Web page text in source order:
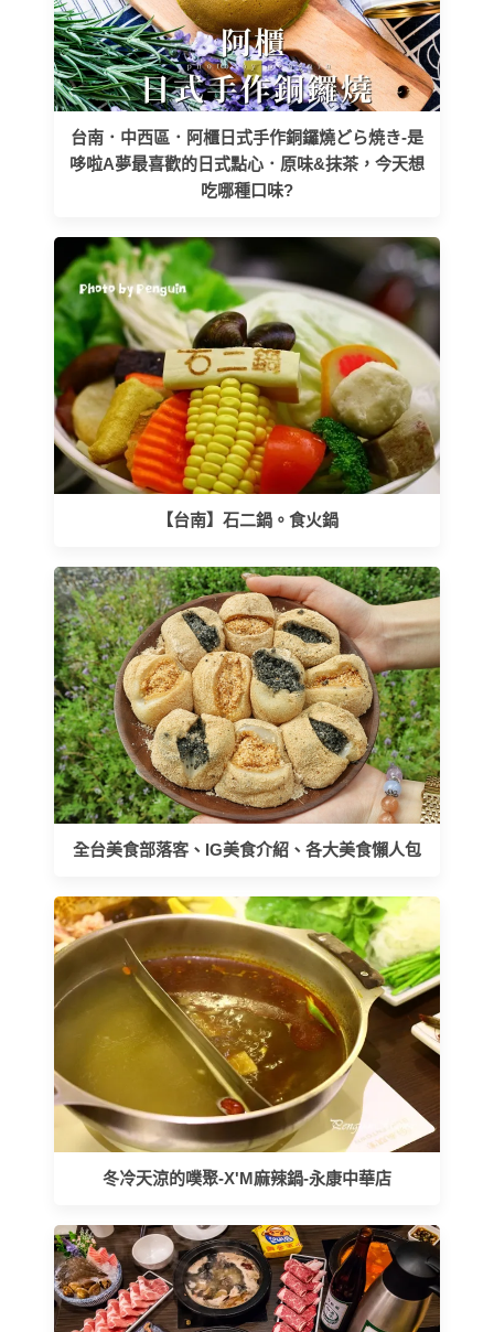
台南．中西區．阿櫃日式手作銅鑼燒どら焼き-是
哆啦A夢最喜歡的日式點心．原味&抹茶，今天想
吃哪種口味?
【台南】石二鍋。食火鍋
全台美食部落客、IG美食介紹、各大美食懶人包
冬冷天涼的噗聚-X'M麻辣鍋-永康中華店